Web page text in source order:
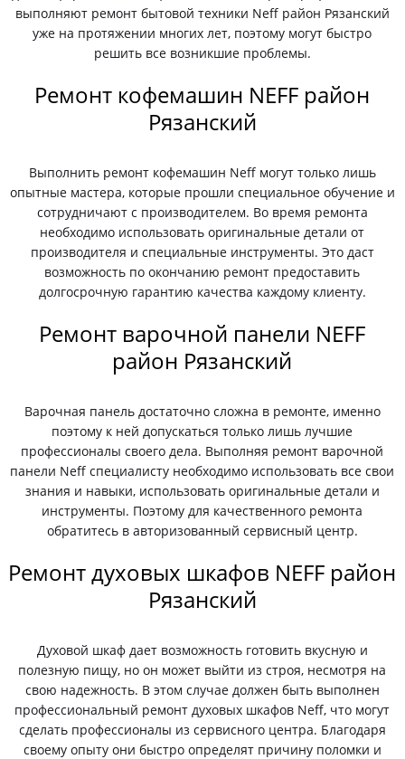
выполняют ремонт бытовой техники Neff район Рязанский
уже на протяжении многих лет, поэтому могут быстро
решить все возникшие проблемы.
Ремонт кофемашин NEFF район
Рязанский
Выполнить ремонт кофемашин Neff могут только лишь
опытные мастера, которые прошли специальное обучение и
сотрудничают с производителем. Во время ремонта
необходимо использовать оригинальные детали от
производителя и специальные инструменты. Это даст
возможность по окончанию ремонт предоставить
долгосрочную гарантию качества каждому клиенту.
Ремонт варочной панели NEFF
район Рязанский
Варочная панель достаточно сложна в ремонте, именно
поэтому к ней допускаться только лишь лучшие
профессионалы своего дела. Выполняя ремонт варочной
панели Neff специалисту необходимо использовать все свои
знания и навыки, использовать оригинальные детали и
инструменты. Поэтому для качественного ремонта
обратитесь в авторизованный сервисный центр.
Ремонт духовых шкафов NEFF район
Рязанский
Духовой шкаф дает возможность готовить вкусную и
полезную пищу, но он может выйти из строя, несмотря на
свою надежность. В этом случае должен быть выполнен
профессиональный ремонт духовых шкафов Neff, что могут
сделать профессионалы из сервисного центра. Благодаря
своему опыту они быстро определят причину поломки и